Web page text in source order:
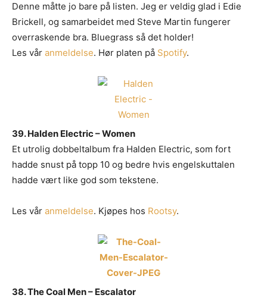
Denne måtte jo bare på listen. Jeg er veldig glad i Edie
Brickell, og samarbeidet med Steve Martin fungerer
overraskende bra. Bluegrass så det holder!
Les vår anmeldelse. Hør platen på Spotify.
39. Halden Electric – Women
Et utrolig dobbeltalbum fra Halden Electric, som fort
hadde snust på topp 10 og bedre hvis engelskuttalen
hadde vært like god som tekstene.
Les vår anmeldelse. Kjøpes hos Rootsy.
38. The Coal Men – Escalator